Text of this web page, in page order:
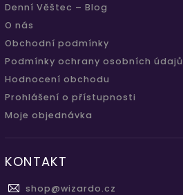
Denní Věštec – Blog
O nás
Obchodní podmínky
Podmínky ochrany osobních údajů
Hodnocení obchodu
Prohlášení o přístupnosti
Moje objednávka
KONTAKT
shop@wizardo.cz